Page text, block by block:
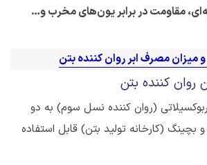
مقاومت در برابر یون‌های مخرب و…
میزان مصرف ابر روان کننده بتن
کننده بتن
(روان کننده نسل سوم) به دو
(کارخانه تولید بتن) قابل استفاده